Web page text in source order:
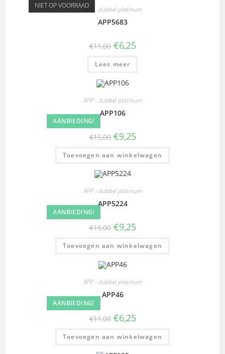
NIET OP VOORRAADAPP - dubbel platinum
APP5683
€11,00 €6,25
Lees meer
AANBIEDING!
APP - dubbel platinum
APP106
€15,00 €9,25
Toevoegen aan winkelwagen
AANBIEDING!
APP - dubbel platinum
APP5224
€15,00 €9,25
Toevoegen aan winkelwagen
AANBIEDING!
APP - dubbel platinum
APP46
€11,00 €6,25
Toevoegen aan winkelwagen